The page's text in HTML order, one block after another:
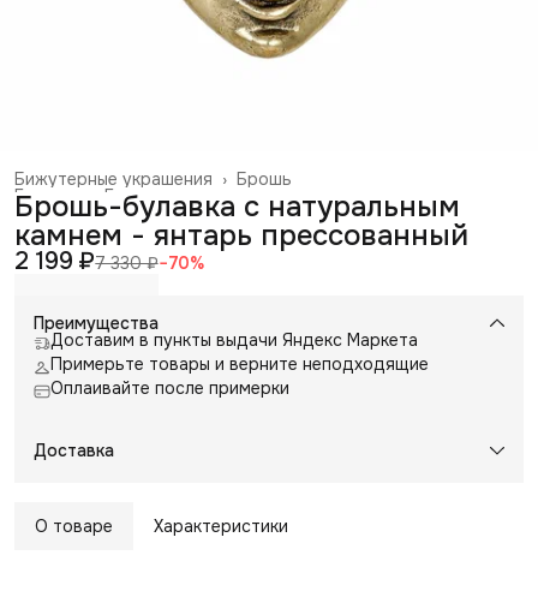
Брошь
Бижутерные украшения ›
Галантерея и аксессуары
Главная
Брошь-булавка с натуральным
камнем - янтарь прессованный
2 199 ₽7 330 ₽−70%
Преимущества
Доставим в пункты выдачи Яндекс Маркета
Примерьте товары и верните неподходящие
Оплаивайте после примерки
Доставка
О товаре Характеристики